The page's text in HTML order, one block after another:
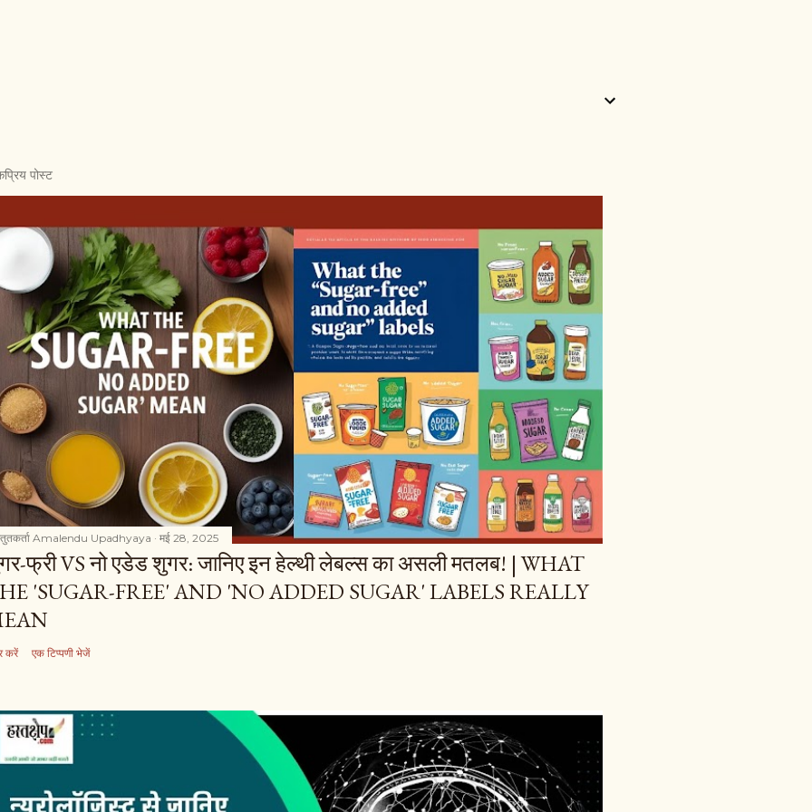
पोस्ट
Amalendu Upadhyaya मई 28, 2025
फ्री VS नो एडेड शुगर: जानिए इन हेल्थी लेबल्स का असली मतलब! | WHAT
'SUGAR-FREE' AND 'NO ADDED SUGAR' LABELS REALLY
करें एक टिप्पणी भेजें